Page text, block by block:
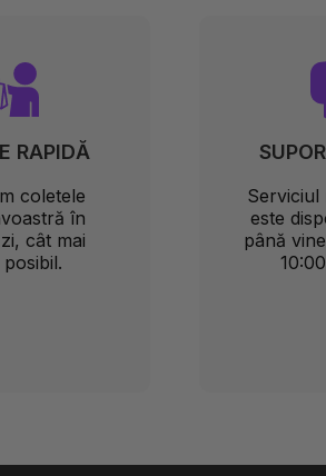
RAPIDĂ
coletele
în
cât mai
Serviciul
este
până